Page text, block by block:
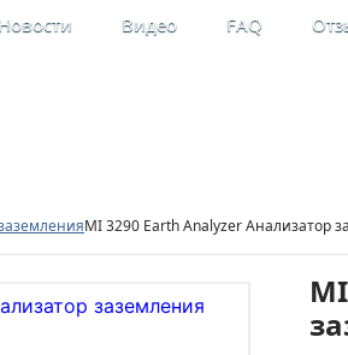
Новости Видео FAQ
MI 3290 Earth Analyzer Анализатор